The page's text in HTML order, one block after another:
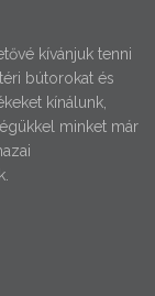
kívánjuk tenni
bútorokat és
kínálunk,
minket már